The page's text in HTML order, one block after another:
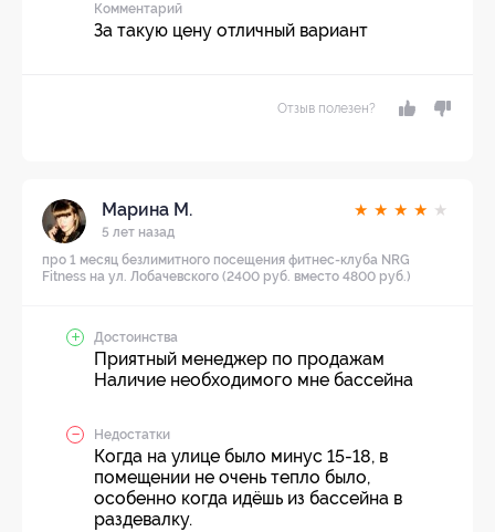
Комментарий
За такую цену отличный вариант
Отзыв полезен?
Марина М.
5 лет назад
★ ★ ★ ★ ★
про 1 месяц безлимитного посещения фитнес-клуба NRG
Fitness на ул. Лобачевского (2400 руб. вместо 4800 руб.)
Достоинства
Приятный менеджер по продажам
Наличие необходимого мне бассейна
Недостатки
Когда на улице было минус 15-18, в
помещении не очень тепло было,
особенно когда идёшь из бассейна в
раздевалку.